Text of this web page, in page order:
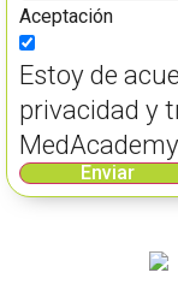
Aceptación
Estoy de
privacidad y
Enviar